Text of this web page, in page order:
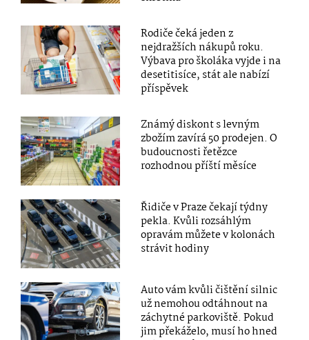
Rodiče čeká jeden z
nejdražších nákupů roku.
Výbava pro školáka vyjde i na
desetitisíce, stát ale nabízí
příspěvek
Známý diskont s levným
zbožím zavírá 50 prodejen. O
budoucnosti řetězce
rozhodnou příští měsíce
Řidiče v Praze čekají týdny
pekla. Kvůli rozsáhlým
opravám můžete v kolonách
strávit hodiny
Auto vám kvůli čištění silnic
už nemohou odtáhnout na
záchytné parkoviště. Pokud
jim překáželo, musí ho hned